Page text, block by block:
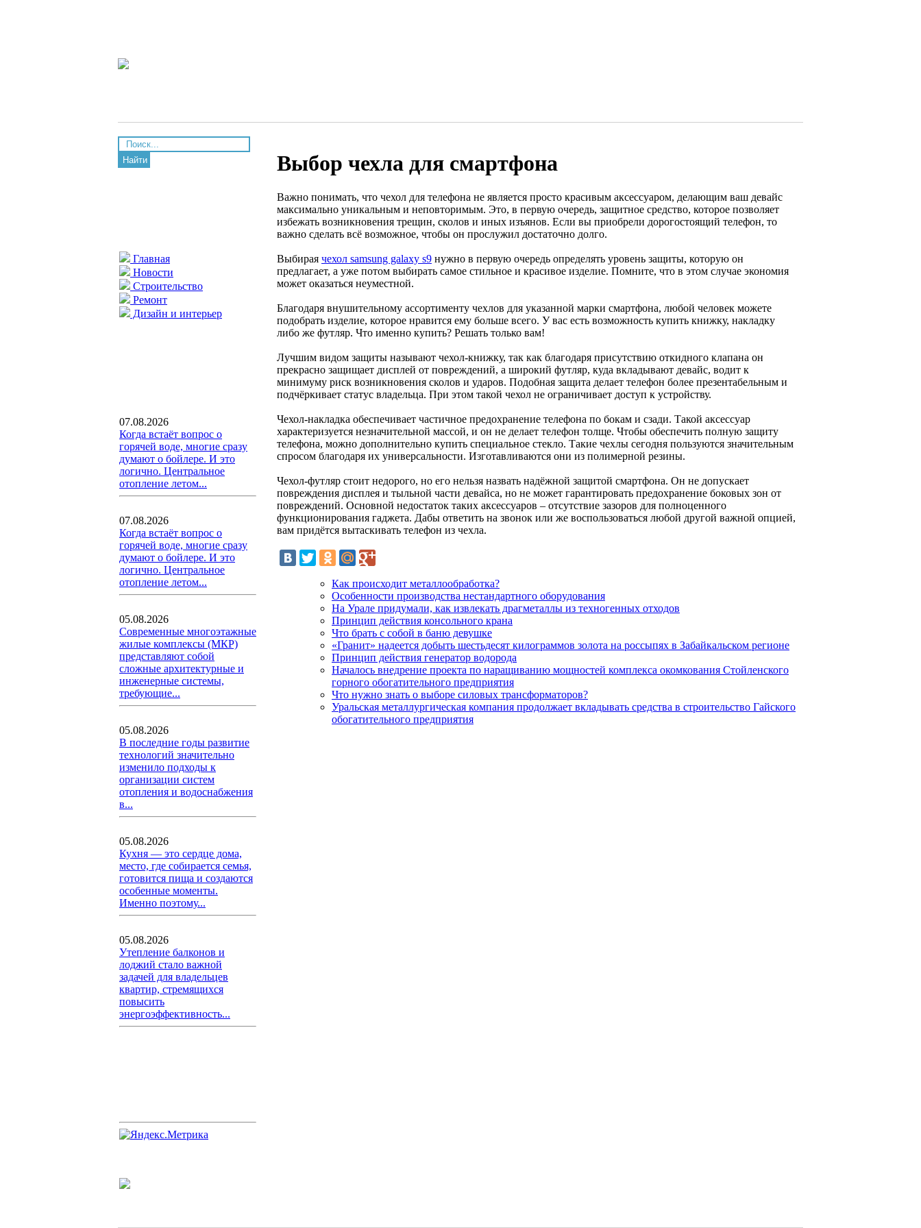
Найти
Главная
Новости
Строительство
Ремонт
Дизайн и интерьер
07.08.2026
Когда встаёт вопрос о
горячей воде, многие сразу
думают о бойлере. И это
логично. Центральное
отопление летом...
07.08.2026
Когда встаёт вопрос о
горячей воде, многие сразу
думают о бойлере. И это
логично. Центральное
отопление летом...
05.08.2026
Современные многоэтажные
жилые комплексы (МКР)
представляют собой
сложные архитектурные и
инженерные системы,
требующие...
05.08.2026
В последние годы развитие
технологий значительно
изменило подходы к
организации систем
отопления и водоснабжения
в...
05.08.2026
Кухня — это сердце дома,
место, где собирается семья,
готовится пища и создаются
особенные моменты.
Именно поэтому...
05.08.2026
Утепление балконов и
лоджий стало важной
задачей для владельцев
квартир, стремящихся
повысить
энергоэффективность...
Выбор чехла для смартфона
Важно понимать, что чехол для телефона не является просто красивым аксессуаром, делающим ваш девайс
максимально уникальным и неповторимым. Это, в первую очередь, защитное средство, которое позволяет
избежать возникновения трещин, сколов и иных изъянов. Если вы приобрели дорогостоящий телефон, то
важно сделать всё возможное, чтобы он прослужил достаточно долго.
Выбирая чехол samsung galaxy s9 нужно в первую очередь определять уровень защиты, которую он
предлагает, а уже потом выбирать самое стильное и красивое изделие. Помните, что в этом случае экономия
может оказаться неуместной.
Благодаря внушительному ассортименту чехлов для указанной марки смартфона, любой человек можете
подобрать изделие, которое нравится ему больше всего. У вас есть возможность купить книжку, накладку
либо же футляр. Что именно купить? Решать только вам!
Лучшим видом защиты называют чехол-книжку, так как благодаря присутствию откидного клапана он
прекрасно защищает дисплей от повреждений, а широкий футляр, куда вкладывают девайс, водит к
минимуму риск возникновения сколов и ударов. Подобная защита делает телефон более презентабельным и
подчёркивает статус владельца. При этом такой чехол не ограничивает доступ к устройству.
Чехол-накладка обеспечивает частичное предохранение телефона по бокам и сзади. Такой аксессуар
характеризуется незначительной массой, и он не делает телефон толще. Чтобы обеспечить полную защиту
телефона, можно дополнительно купить специальное стекло. Такие чехлы сегодня пользуются значительным
спросом благодаря их универсальности. Изготавливаются они из полимерной резины.
Чехол-футляр стоит недорого, но его нельзя назвать надёжной защитой смартфона. Он не допускает
повреждения дисплея и тыльной части девайса, но не может гарантировать предохранение боковых зон от
повреждений. Основной недостаток таких аксессуаров – отсутствие зазоров для полноценного
функционирования гаджета. Дабы ответить на звонок или же воспользоваться любой другой важной опцией,
вам придётся вытаскивать телефон из чехла.
Как происходит металлообработка?
Особенности производства нестандартного оборудования
На Урале придумали, как извлекать драгметаллы из техногенных отходов
Принцип действия консольного крана
Что брать с собой в баню девушке
«Гранит» надеется добыть шестьдесят килограммов золота на россыпях в Забайкальском регионе
Принцип действия генератор водорода
Началось внедрение проекта по наращиванию мощностей комплекса окомкования Стойленского
горного обогатительного предприятия
Что нужно знать о выборе силовых трансформаторов?
Уральская металлургическая компания продолжает вкладывать средства в строительство Гайского
обогатительного предприятия